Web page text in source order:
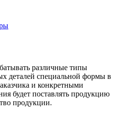
различные типы
деталей специальной формы в
и конкретными
будет поставлять продукцию
продукции.